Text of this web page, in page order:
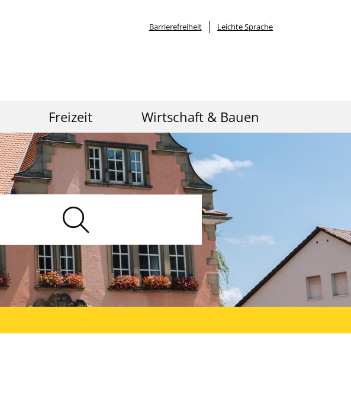
Barrierefreiheit Leichte Sprache
Freizeit Wirtschaft & Bauen